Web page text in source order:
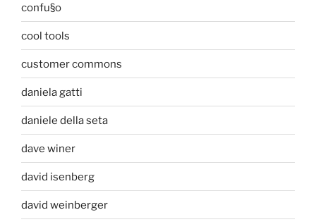
confu§o
cool tools
customer commons
daniela gatti
daniele della seta
dave winer
david isenberg
david weinberger